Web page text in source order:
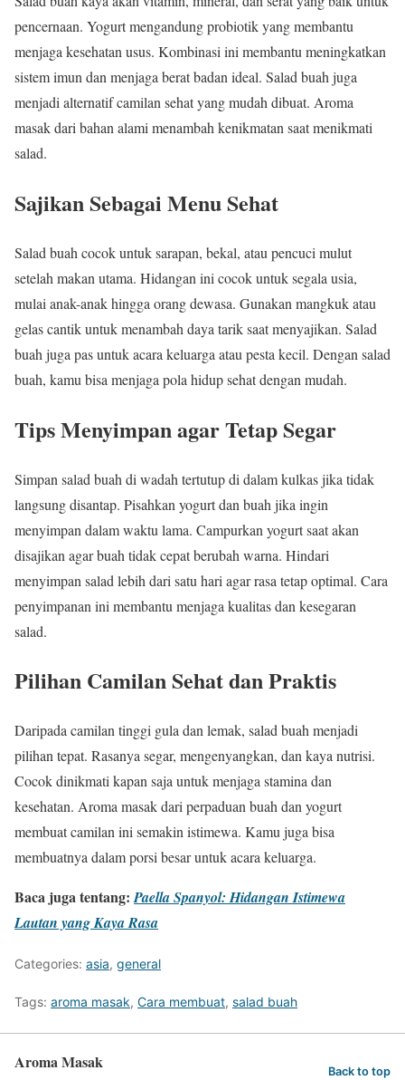
pencernaan. Yogurt mengandung probiotik yang membantu
menjaga kesehatan usus. Kombinasi ini membantu meningkatkan
sistem imun dan menjaga berat badan ideal. Salad buah juga
menjadi alternatif camilan sehat yang mudah dibuat. Aroma
masak dari bahan alami menambah kenikmatan saat menikmati
salad.
Sajikan Sebagai Menu Sehat
Salad buah cocok untuk sarapan, bekal, atau pencuci mulut
setelah makan utama. Hidangan ini cocok untuk segala usia,
mulai anak-anak hingga orang dewasa. Gunakan mangkuk atau
gelas cantik untuk menambah daya tarik saat menyajikan. Salad
buah juga pas untuk acara keluarga atau pesta kecil. Dengan salad
buah, kamu bisa menjaga pola hidup sehat dengan mudah.
Tips Menyimpan agar Tetap Segar
Simpan salad buah di wadah tertutup di dalam kulkas jika tidak
langsung disantap. Pisahkan yogurt dan buah jika ingin
menyimpan dalam waktu lama. Campurkan yogurt saat akan
disajikan agar buah tidak cepat berubah warna. Hindari
menyimpan salad lebih dari satu hari agar rasa tetap optimal. Cara
penyimpanan ini membantu menjaga kualitas dan kesegaran
salad.
Pilihan Camilan Sehat dan Praktis
Daripada camilan tinggi gula dan lemak, salad buah menjadi
pilihan tepat. Rasanya segar, mengenyangkan, dan kaya nutrisi.
Cocok dinikmati kapan saja untuk menjaga stamina dan
kesehatan. Aroma masak dari perpaduan buah dan yogurt
membuat camilan ini semakin istimewa. Kamu juga bisa
membuatnya dalam porsi besar untuk acara keluarga.
Baca juga tentang:Paella Spanyol: Hidangan Istimewa
Lautan yang Kaya Rasa
Categories: asia, general
Tags: aroma masak, Cara membuat, salad buah
Aroma Masak Back to top